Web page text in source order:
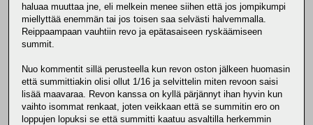
haluaa muuttaa jne, eli melkein menee siihen että jos jompikumpi
miellyttää enemmän tai jos toisen saa selvästi halvemmalla.
Reippaampaan vauhtiin revo ja epätasaiseen ryskäämiseen
summit.
Nuo kommentit sillä perusteella kun revon oston jälkeen huomasin
että summittiakin olisi ollut 1/16 ja selvittelin miten revoon saisi
lisää maavaraa. Revon kanssa on kyllä pärjännyt ihan hyvin kun
vaihto isommat renkaat, joten veikkaan että se summitin ero on
loppujen lopuksi se että summitti kaatuu asvaltilla herkemmin